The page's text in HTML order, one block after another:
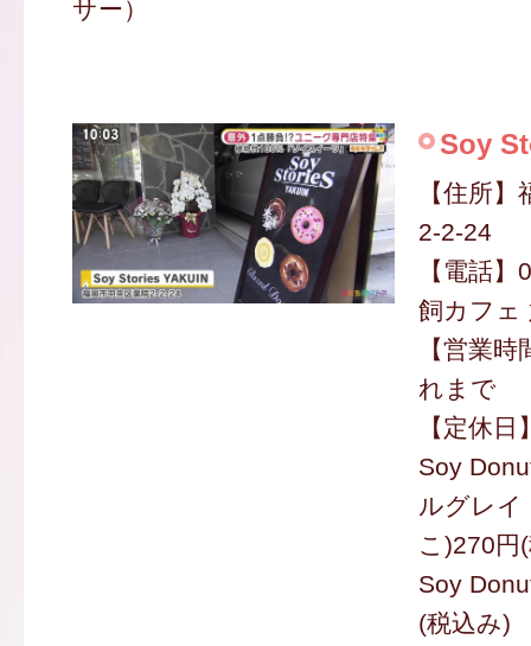
サー）
Soy
【住所
2-2-24
【電話
飼カフェ
【営業
れまで
【定休
Soy
ルグレイ
こ)270円
Soy
(税込み)